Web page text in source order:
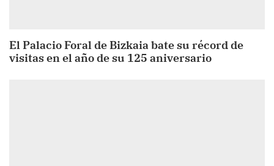
El Palacio Foral de Bizkaia bate su récord de
visitas en el año de su 125 aniversario